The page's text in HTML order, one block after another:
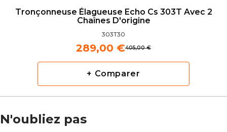
Tronçonneuse Élagueuse Echo Cs 303T Avec 2
Chaînes D'origine
303T30
405,00 €
289,00 €
+ Comparer
N'oubliez pas